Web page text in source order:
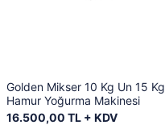
Golden Mikser 10 Kg Un 15 Kg
Hamur Yoğurma Makinesi
16.500,00 TL + KDV